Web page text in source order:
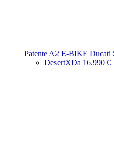
Patente A2 E-BIKE Ducati
DesertXDa 16.990 €